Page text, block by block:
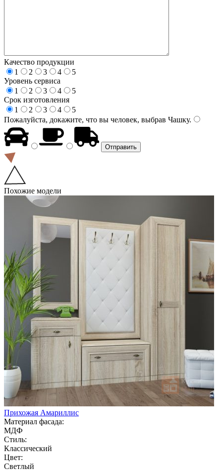
Качество продукции
1
2 3 4
5
Уровень сервиса
1
2 3 4
5
Срок изготовления
1
2 3 4
5
Пожалуйста, докажите, что вы человек, выбрав Чашку.
Похожие модели
Прихожая Амариллис
Материал фасада:
МДФ
Стиль:
Классический
Цвет:
Светлый